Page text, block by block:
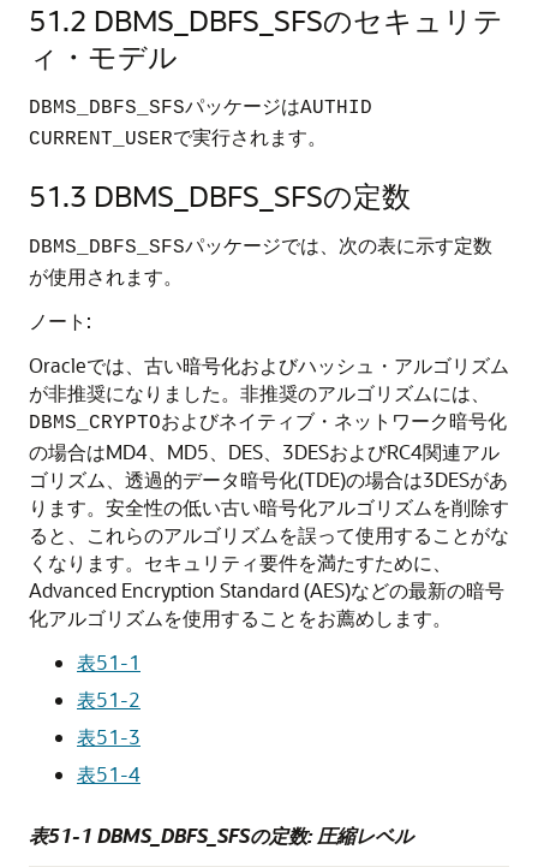
51.2 DBMS_DBFS_SFSのセキュリテ
ィ・モデル
DBMS_DBFS_SFSパッケージはAUTHID
CURRENT_USERで実行されます。
51.3 DBMS_DBFS_SFSの定数
DBMS_DBFS_SFSパッケージでは、次の表に示す定数
が使用されます。
ノート:
Oracleでは、古い暗号化およびハッシュ・アルゴリズム
が非推奨になりました。非推奨のアルゴリズムには、
DBMS_CRYPTOおよびネイティブ・ネットワーク暗号化
の場合はMD4、MD5、DES、3DESおよびRC4関連アル
ゴリズム、透過的データ暗号化(TDE)の場合は3DESがあ
ります。安全性の低い古い暗号化アルゴリズムを削除す
ると、これらのアルゴリズムを誤って使用することがな
くなります。セキュリティ要件を満たすために、
Advanced Encryption Standard (AES)などの最新の暗号
化アルゴリズムを使用することをお薦めします。
表51-1
表51-2
表51-3
表51-4
表51-1 DBMS_DBFS_SFSの定数: 圧縮レベル